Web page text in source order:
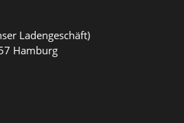
Ladengeschäft)
Hamburg